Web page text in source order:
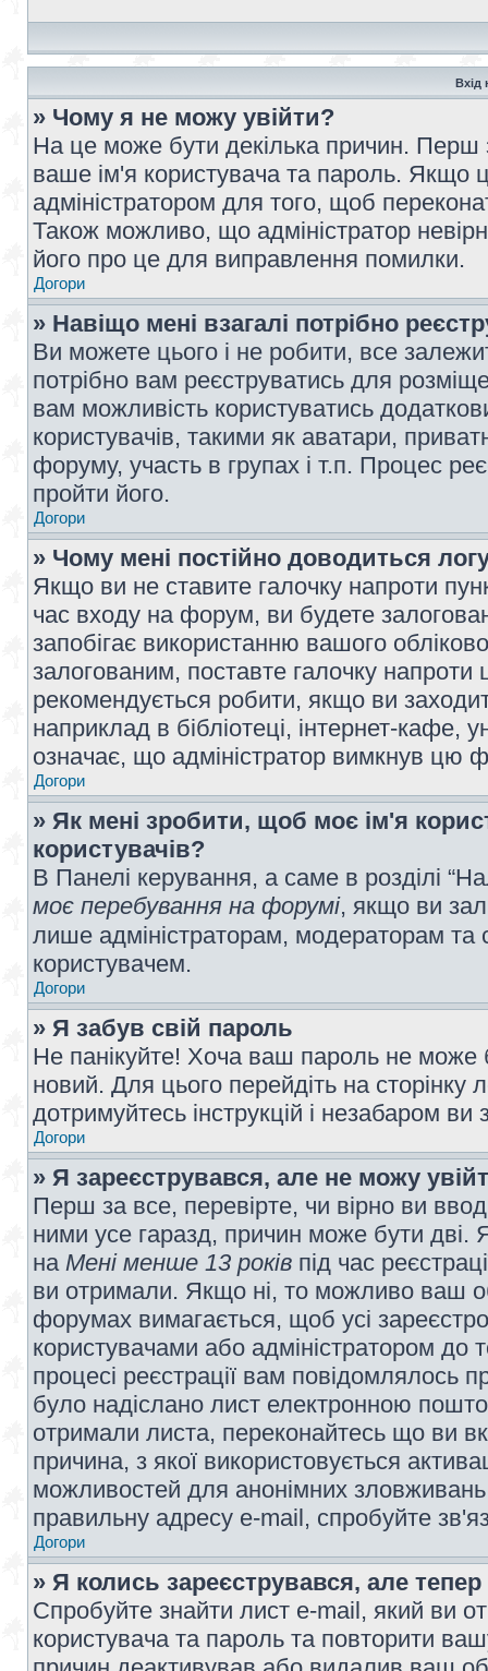
Вхід
» Чому я не можу увійти?
На це може бути декілька причин. Перш
ваше ім'я користувача та пароль. Якщо
адміністратором для того, щоб
Також можливо, що адміністратор
його про це для виправлення помилки.
Догори
» Навіщо мені взагалі потрібно
Ви можете цього і не робити, все
потрібно вам реєструватись для
вам можливість користуватись
користувачів, такими як аватари,
форуму, участь в групах і т.п. Процес
пройти його.
Догори
» Чому мені постійно доводиться
Якщо ви не ставите галочку напроти
час входу на форум, ви будете
запобігає використанню вашого
залогованим, поставте галочку
рекомендується робити, якщо ви
наприклад в бібліотеці, інтернет-кафе,
означає, що адміністратор вимкнув цю
Догори
» Як мені зробити, щоб моє ім'я
користувачів?
В Панелі керування, а саме в розділі
моє перебування на форумі, якщо ви
лише адміністраторам, модераторам
користувачем.
Догори
» Я забув свій пароль
Не панікуйте! Хоча ваш пароль не може
новий. Для цього перейдіть на сторінку
дотримуйтесь інструкцій і незабаром
Догори
» Я зареєструвався, але не можу
Перш за все, перевірте, чи вірно ви
ними усе гаразд, причин може бути дві.
на Мені менше 13 років під час
ви отримали. Якщо ні, то можливо ваш
форумах вимагається, щоб усі
користувачами або адміністратором до
процесі реєстрації вам повідомлялось
було надіслано лист електронною
отримали листа, переконайтесь що ви
причина, з якої використовується
можливостей для анонімних
правильну адресу e-mail, спробуйте
Догори
» Я колись зареєструвався, але
Спробуйте знайти лист e-mail, який ви
користувача та пароль та повторити